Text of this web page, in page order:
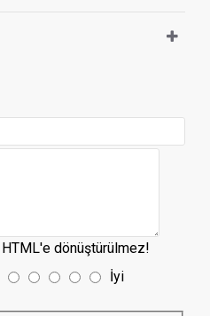
HTML'e dönüştürülmez!
İyi